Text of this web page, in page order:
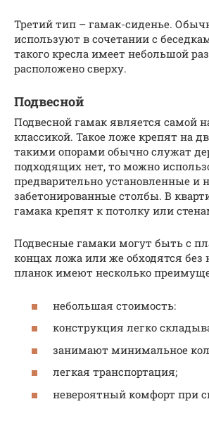
Третий тип – гамак-сиденье.
используют в сочетании с
такого кресла имеет небольшой
расположено сверху.
Подвесной
Подвесной гамак является самой
классикой. Такое ложе крепят на
такими опорами обычно служат
подходящих нет, то можно
предварительно установленные и
забетонированные столбы. В
гамака крепят к потолку или
Подвесные гамаки могут быть с
концах ложа или же обходятся без
планок имеют несколько
небольшая стоимость:
конструкция легко
занимают минимальное
легкая транспортация;
невероятный комфорт при